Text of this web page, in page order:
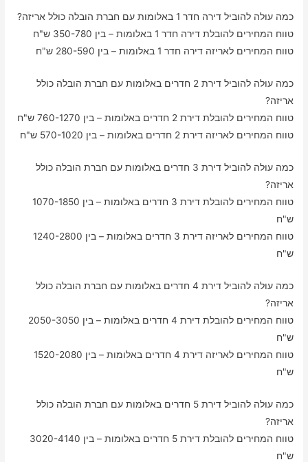
כמה עולה להוביל דירה חדר 1 באלומות עם חברת הובלה כולל אריזה?
טווח המחירים להובלת דירה חדר 1 באלומות – בין 350-780 ש"ח
טווח המחירים לאריזה דירה חדר 1 באלומות – בין 280-590 ש"ח
כמה עולה להוביל דירת 2 חדרים באלומות עם חברת הובלה כולל
אריזה?
טווח המחירים להובלת דירת 2 חדרים באלומות – בין 760-1270 ש"ח
טווח המחירים לאריזה דירת 2 חדרים באלומות – בין 570-1020 ש"ח
כמה עולה להוביל דירת 3 חדרים באלומות עם חברת הובלה כולל
אריזה?
טווח המחירים להובלת דירת 3 חדרים באלומות – בין 1070-1850
ש"ח
טווח המחירים לאריזה דירת 3 חדרים באלומות – בין 1240-2800
ש"ח
כמה עולה להוביל דירת 4 חדרים באלומות עם חברת הובלה כולל
אריזה?
טווח המחירים להובלת דירת 4 חדרים באלומות – בין 2050-3050
ש"ח
טווח המחירים לאריזה דירת 4 חדרים באלומות – בין 1520-2080
ש"ח
כמה עולה להוביל דירת 5 חדרים באלומות עם חברת הובלה כולל
אריזה?
טווח המחירים להובלת דירת 5 חדרים באלומות – בין 3020-4140
ש"ח